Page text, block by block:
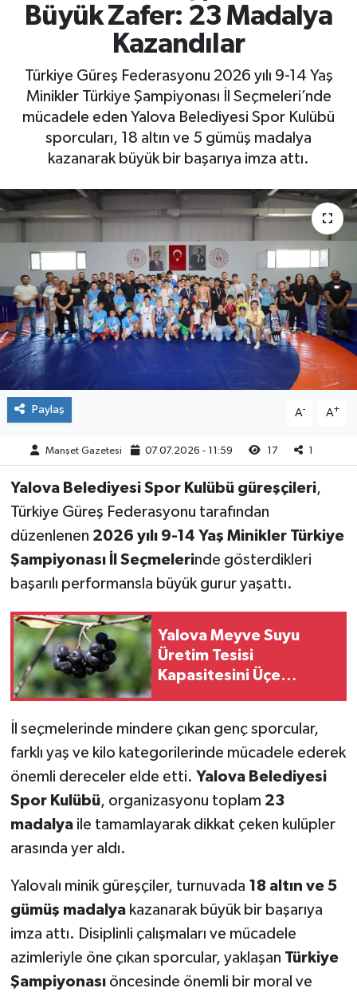
Büyük Zafer: 23 Madalya
Kazandılar
Türkiye Güreş Federasyonu 2026 yılı 9-14 Yaş
Minikler Türkiye Şampiyonası İl Seçmeleri’nde
mücadele eden Yalova Belediyesi Spor Kulübü
sporcuları, 18 altın ve 5 gümüş madalya
kazanarak büyük bir başarıya imza attı.
Paylaş A- A+
Manşet Gazetesi 07.07.2026 - 11:59 17 1
Yalova Belediyesi Spor Kulübü güreşçileri,
Türkiye Güreş Federasyonu tarafından
düzenlenen 2026 yılı 9-14 Yaş Minikler Türkiye
Şampiyonası İl Seçmelerinde gösterdikleri
başarılı performansla büyük gurur yaşattı.
Yalova Meyve Suyu
Üretim Tesisi
Kapasitesini Üçe
İl seçmelerinde mindere çıkan genç sporcular,
farklı yaş ve kilo kategorilerinde mücadele ederek
önemli dereceler elde etti. Yalova Belediyesi
Spor Kulübü, organizasyonu toplam 23
madalyaile tamamlayarak dikkat çeken kulüpler
arasında yer aldı.
Yalovalı minik güreşçiler, turnuvada 18 altın ve 5
gümüş madalyakazanarak büyük bir başarıya
imza attı. Disiplinli çalışmaları ve mücadele
azimleriyle öne çıkan sporcular, yaklaşan Türkiye
Şampiyonasıöncesinde önemli bir moral ve
Yaşam